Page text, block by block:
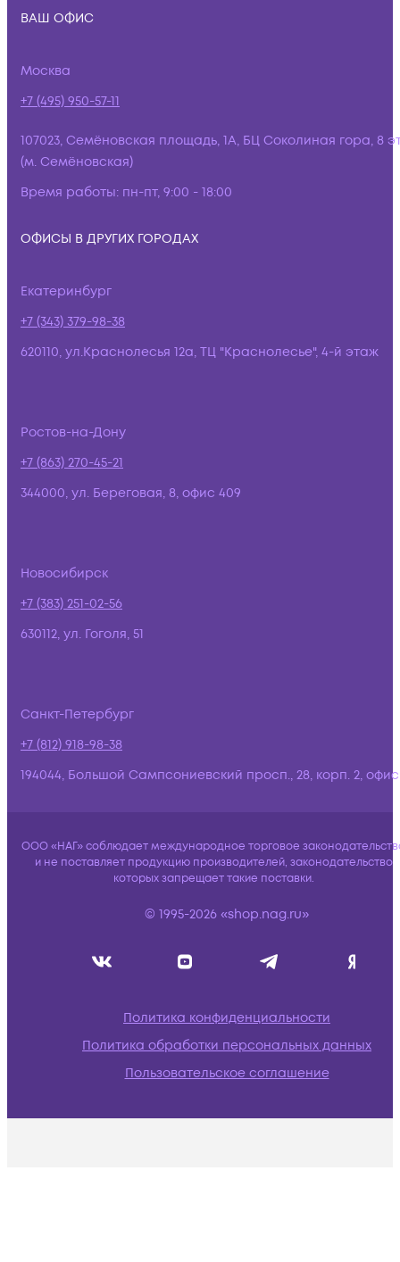
ВАШ ОФИС
Москва
+7 (495) 950-57-11
107023, Семёновская площадь, 1А, БЦ Соколиная гора, 8
(м. Семёновская)
Время работы: пн-пт, 9:00 - 18:00
ОФИСЫ В ДРУГИХ ГОРОДАХ
Екатеринбург
+7 (343) 379-98-38
620110, ул.Краснолесья 12а, ТЦ "Краснолесье", 4-й этаж
Ростов-на-Дону
+7 (863) 270-45-21
344000, ул. Береговая, 8, офис 409
Новосибирск
+7 (383) 251-02-56
630112, ул. Гоголя, 51
Санкт-Петербург
+7 (812) 918-98-38
194044, Большой Сампсониевский просп., 28, корп. 2,
ООО «НАГ» соблюдает международное торговое
и не поставляет продукцию производителей, законодательство
которых запрещает такие поставки.
© 1995-2026 «shop.nag.ru»
Политика конфиденциальности
Политика обработки персональных данных
Пользовательское соглашение